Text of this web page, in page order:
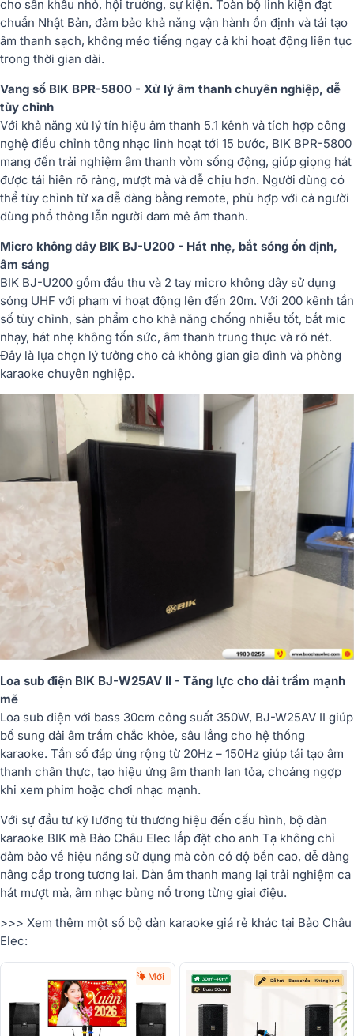
cho sân khấu nhỏ, hội trường, sự kiện. Toàn bộ linh kiện đạt
chuẩn Nhật Bản, đảm bảo khả năng vận hành ổn định và tái tạo
âm thanh sạch, không méo tiếng ngay cả khi hoạt động liên tục
trong thời gian dài.
Vang số BIK BPR-5800 - Xử lý âm thanh chuyên nghiệp, dễ
tùy chỉnh
Với khả năng xử lý tín hiệu âm thanh 5.1 kênh và tích hợp công
nghệ điều chỉnh tông nhạc linh hoạt tới 15 bước, BIK BPR-5800
mang đến trải nghiệm âm thanh vòm sống động, giúp giọng hát
được tái hiện rõ ràng, mượt mà và dễ chịu hơn. Người dùng có
thể tùy chỉnh từ xa dễ dàng bằng remote, phù hợp với cả người
dùng phổ thông lẫn người đam mê âm thanh.
Micro không dây BIK BJ-U200 - Hát nhẹ, bắt sóng ổn định,
âm sáng
BIK BJ-U200 gồm đầu thu và 2 tay micro không dây sử dụng
sóng UHF với phạm vi hoạt động lên đến 20m. Với 200 kênh tần
số tùy chỉnh, sản phẩm cho khả năng chống nhiễu tốt, bắt mic
nhạy, hát nhẹ không tốn sức, âm thanh trung thực và rõ nét.
Đây là lựa chọn lý tưởng cho cả không gian gia đình và phòng
karaoke chuyên nghiệp.
Loa sub điện BIK BJ-W25AV II - Tăng lực cho dải trầm mạnh
mẽ
Loa sub điện với bass 30cm công suất 350W, BJ-W25AV II giúp
bổ sung dải âm trầm chắc khỏe, sâu lắng cho hệ thống
karaoke. Tần số đáp ứng rộng từ 20Hz – 150Hz giúp tái tạo âm
thanh chân thực, tạo hiệu ứng âm thanh lan tỏa, choáng ngợp
khi xem phim hoặc chơi nhạc mạnh.
Với sự đầu tư kỹ lưỡng từ thương hiệu đến cấu hình, bộ dàn
karaoke BIK mà Bảo Châu Elec lắp đặt cho anh Tạ không chỉ
đảm bảo về hiệu năng sử dụng mà còn có độ bền cao, dễ dàng
nâng cấp trong tương lai. Dàn âm thanh mang lại trải nghiệm ca
hát mượt mà, âm nhạc bùng nổ trong từng giai điệu.
>>> Xem thêm một số bộ dàn karaoke giá rẻ khác tại Bảo Châu
Elec:
Mới